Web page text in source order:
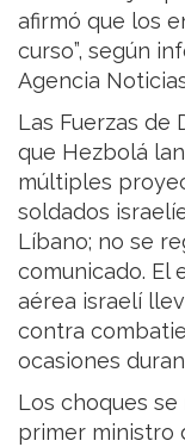
afirmó que los
curso”, según
Agencia
Las Fuerzas de
que Hezbolá
múltiples
soldados
Líbano; no se
comunicado. El
aérea israelí
contra
ocasiones
Los choques
primer ministro